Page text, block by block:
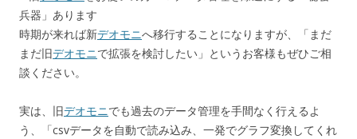
兵器」あります
時期が来れば新デオモニへ移行することになりますが、「まだ
まだ旧デオモニで拡張を検討したい」というお客様もぜひご相
談ください。
実は、旧デオモニでも過去のデータ管理を手間なく行えるよ
う、「csvデータを自動で読み込み、一発でグラフ変換してくれ